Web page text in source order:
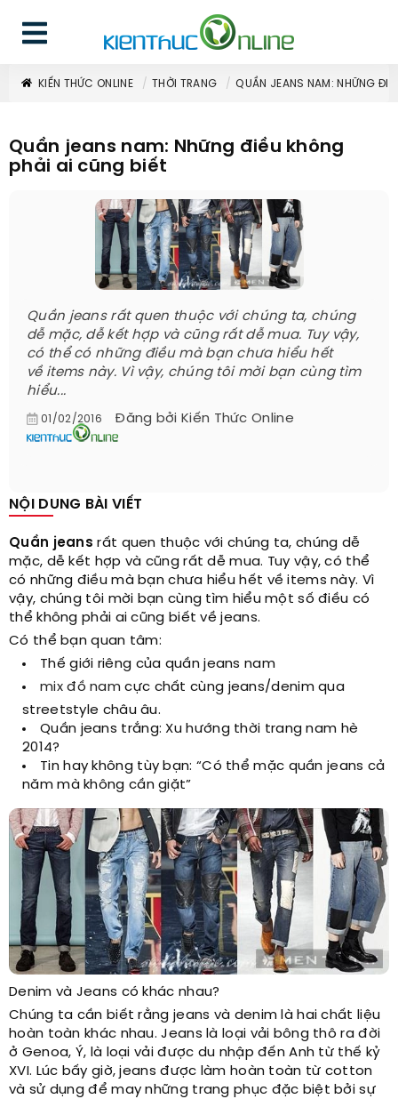
KIẾN THỨC ONLINE THỜI TRANG QUẦN JEANS NAM: NHỮNG
Quần jeans nam: Những điều không
phải ai cũng biết
Quần jeans rất quen thuộc với chúng ta, chúng
dễ mặc, dễ kết hợp và cũng rất dễ mua. Tuy vậy,
có thể có những điều mà bạn chưa hiểu hết
về items này. Vì vậy, chúng tôi mời bạn cùng tìm
hiểu...
01/02/2016 Đăng bởi Kiến Thức Online
NỘI DUNG BÀI VIẾT
Quần jeans rất quen thuộc với chúng ta, chúng dễ
mặc, dễ kết hợp và cũng rất dễ mua. Tuy vậy, có thể
có những điều mà bạn chưa hiểu hết về items này. Vì
vậy, chúng tôi mời bạn cùng tìm hiểu một số điều có
thể không phải ai cũng biết về jeans.
Có thể bạn quan tâm:
Thế giới riêng của quần jeans nam
mix đồ nam cực chất cùng jeans/denim qua
streetstyle châu âu.
Quần jeans trắng: Xu hướng thời trang nam hè
2014?
Tin hay không tùy bạn: “Có thể mặc quần jeans cả
năm mà không cần giặt”
Denim và Jeans có khác nhau?
Chúng ta cần biết rằng jeans và denim là hai chất liệu
hoàn toàn khác nhau. Jeans là loại vải bông thô ra đời
ở Genoa, Ý, là loại vải được du nhập đến Anh từ thế kỷ
XVI. Lúc bấy giờ, jeans được làm hoàn toàn từ cotton
và sử dụng để may những trang phục đặc biệt bởi sự